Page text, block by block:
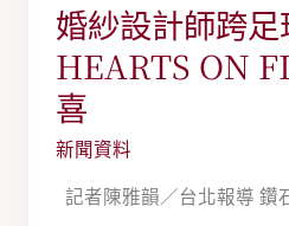
婚紗設計師跨
HEARTS ON
喜
新聞資料
記者陳雅韻／台北報導
婚
紗
設
計
師
跨